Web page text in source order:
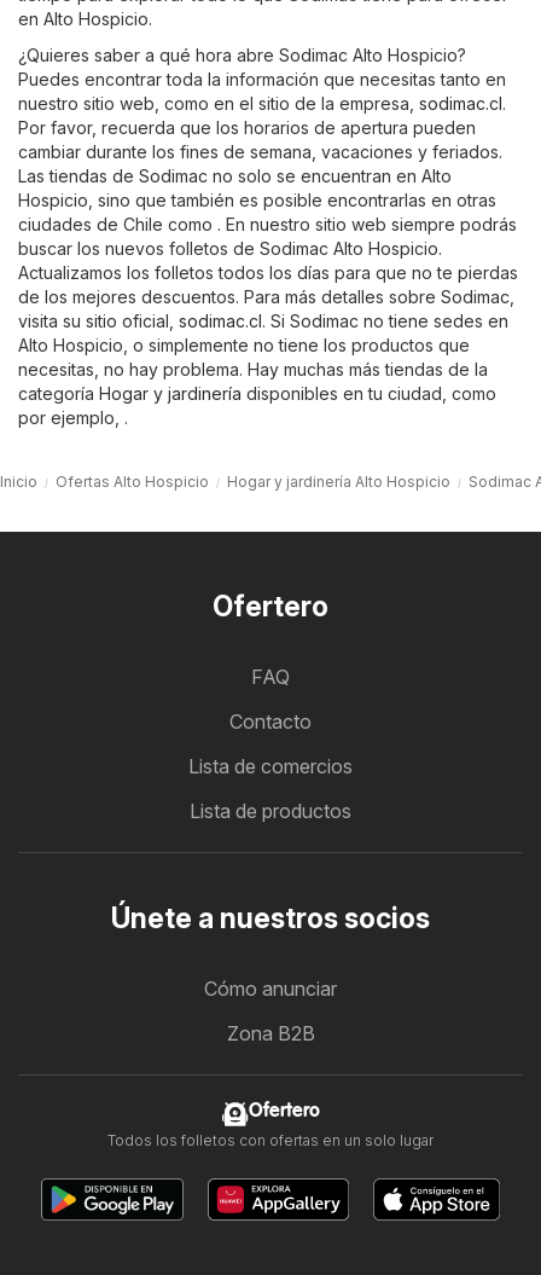
en Alto Hospicio.
¿Quieres saber a qué hora abre Sodimac Alto Hospicio?
Puedes encontrar toda la información que necesitas tanto en
nuestro sitio web, como en el sitio de la empresa, sodimac.cl.
Por favor, recuerda que los horarios de apertura pueden
cambiar durante los fines de semana, vacaciones y feriados.
Las tiendas de Sodimac no solo se encuentran en Alto
Hospicio, sino que también es posible encontrarlas en otras
ciudades de Chile como . En nuestro sitio web siempre podrás
buscar los nuevos folletos de Sodimac Alto Hospicio.
Actualizamos los folletos todos los días para que no te pierdas
de los mejores descuentos. Para más detalles sobre Sodimac,
visita su sitio oficial, sodimac.cl. Si Sodimac no tiene sedes en
Alto Hospicio, o simplemente no tiene los productos que
necesitas, no hay problema. Hay muchas más tiendas de la
categoría Hogar y jardinería disponibles en tu ciudad, como
por ejemplo, .
Inicio Ofertas Alto Hospicio Hogar y jardinería Alto Hospicio Sodimac
Ofertero
FAQ
Contacto
Lista de comercios
Lista de productos
Únete a nuestros socios
Cómo anunciar
Zona B2B
Ofertero
Todos los folletos con ofertas en un solo lugar